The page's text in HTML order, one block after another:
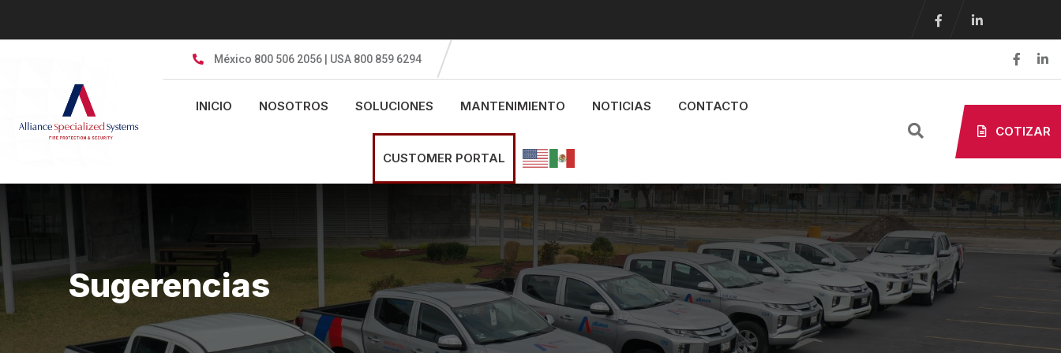
México 800 506 2056 | USA 800 859 6294
INICIO NOSOTROS SOLUCIONES MANTENIMIENTO NOTICIAS CONTACTO
CUSTOMER PORTAL
COTIZAR
Sugerencias